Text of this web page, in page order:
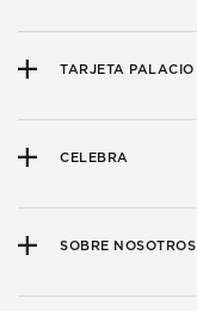
TARJETA PALACIO
CELEBRA
SOBRE NOSOTROS